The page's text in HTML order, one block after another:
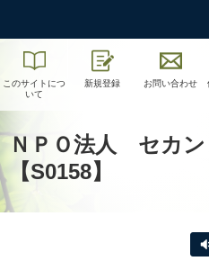
このサイトにつ
いて
新規登録 お問い合わせ
ＮＰＯ法人 セカ
【S0158】